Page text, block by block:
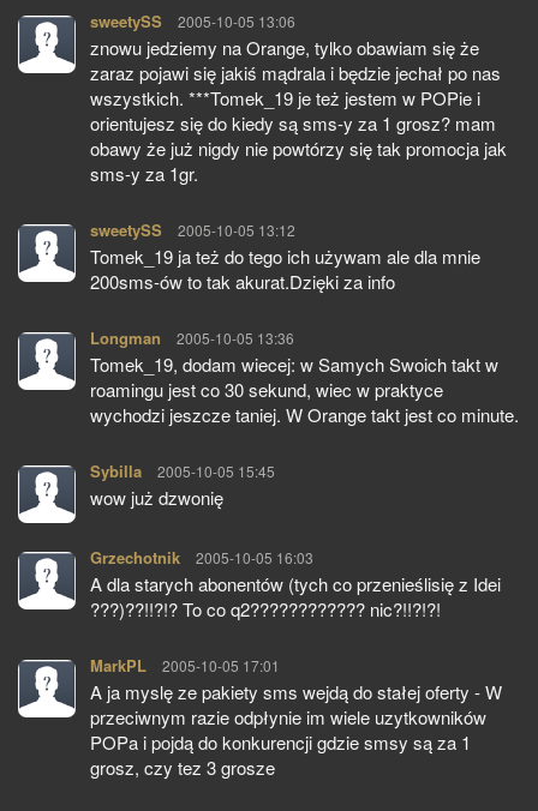
sweetySS pisze:
2005-10-05 13:06
znowu jedziemy na Orange, tylko obawiam się że
zaraz pojawi się jakiś mądrala i będzie jechał po nas
wszystkich. ***Tomek_19 je też jestem w POPie i
orientujesz się do kiedy są sms-y za 1 grosz? mam
obawy że już nigdy nie powtórzy się tak promocja jak
sms-y za 1gr.
sweetySS pisze:
2005-10-05 13:12
Tomek_19 ja też do tego ich używam ale dla mnie
200sms-ów to tak akurat.Dzięki za info
Longman pisze:
2005-10-05 13:36
Tomek_19, dodam wiecej: w Samych Swoich takt w
roamingu jest co 30 sekund, wiec w praktyce
wychodzi jeszcze taniej. W Orange takt jest co minute.
Sybilla pisze:
2005-10-05 15:45
wow już dzwonię
Grzechotnik pisze:
2005-10-05 16:03
A dla starych abonentów (tych co przenieślisię z Idei
???)??!!?!? To co q2???????????? nic?!!?!?!
MarkPL pisze:
2005-10-05 17:01
A ja myslę ze pakiety sms wejdą do stałej oferty - W
przeciwnym razie odpłynie im wiele uzytkowników
POPa i pojdą do konkurencji gdzie smsy są za 1
grosz, czy tez 3 grosze